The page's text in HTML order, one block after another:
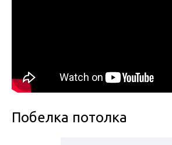
Побелка потолка